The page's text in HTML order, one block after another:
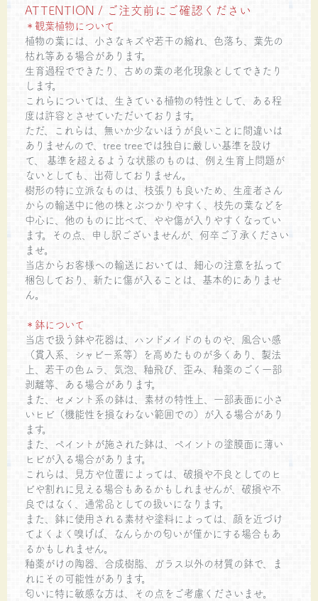
ATTENTION / ご注文前にご確認ください
＊観葉植物について
植物の葉には、小さなキズや若干の縮れ、色落ち、葉先の
枯れ等ある場合があります。
生育過程でできたり、古めの葉の老化現象としてできたり
します。
これらについては、生きている植物の特性として、ある程
度は許容とさせていただいております。
ただ、これらは、無いか少ないほうが良いことに間違いは
ありませんので、tree treeでは独自に厳しい基準を設け
て、 基準を超えるような状態のものは、例え生育上問題が
ないとしても、出荷しておりません。
樹形の特に立派なものは、枝張りも良いため、生産者さん
からの輸送中に他の株とぶつかりやすく、枝先の葉などを
中心に、他のものに比べて、やや傷が入りやすくなってい
ます。その点、申し訳ございませんが、何卒ご了承ください
ませ。
当店からお客様への輸送においては、細心の注意を払って
梱包しており、新たに傷が入ることは、基本的にありませ
ん。
＊鉢について
当店で扱う鉢や花器は、ハンドメイドのものや、風合い感
（貫入系、シャビー系等）を高めたものが多くあり、製法
上、若干の色ムラ、気泡、釉飛び、歪み、釉薬のごく一部
剥離等、ある場合があります。
また、セメント系の鉢は、素材の特性上、一部表面に小さ
いヒビ（機能性を損なわない範囲での）が入る場合があり
ます。
また、ペイントが施された鉢は、ペイントの塗膜面に薄い
ヒビが入る場合があります。
これらは、見方や位置によっては、破損や不良としてのヒ
ビや割れに見える場合もあるかもしれませんが、破損や不
良ではなく、通常品としての扱いになります。
また、鉢に使用される素材や塗料によっては、顔を近づけ
てよくよく嗅げば、なんらかの匂いが僅かにする場合もあ
るかもしれません。
釉薬がけの陶器、合成樹脂、ガラス以外の材質の鉢で、ま
れにその可能性があります。
匂いに特に敏感な方は、その点をご考慮くださいませ。